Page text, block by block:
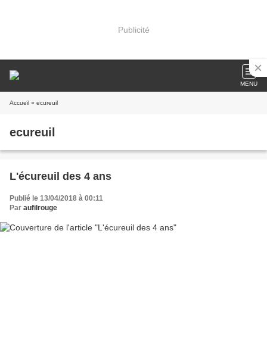
Publicité
MENU
Accueil » ecureuil
ecureuil
L'écureuil des 4 ans
Publié le 13/04/2018 à 00:11
Par aufilrouge